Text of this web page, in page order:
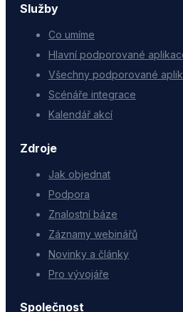
Služby
Co umíme
Hlavní podporované
Všechny podporované
Scénáře integrace
Kalendář akcí
Zdroje
Jak objednat
Podpora
Znalostní báze
Záznamy webinářů
Novinky a články
Pro vývojáře
Společnost